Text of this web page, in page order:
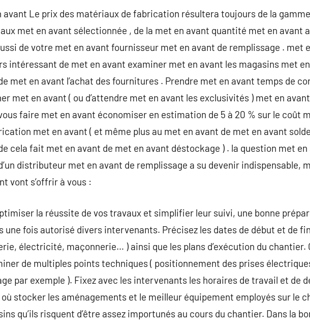
avant Le prix des matériaux de fabrication résultera toujours de la
met en avant sélectionnée , de la met en avant quantité met en avant
de votre met en avant fournisseur met en avant de remplissage . met
intéressant de met en avant examiner met en avant les magasins met
met en avant l’achat des fournitures . Prendre met en avant temps de
met en avant ( ou d’attendre met en avant les exclusivités ) met en
faire met en avant économiser en estimation de 5 à 20 % sur le coût
met en avant ( et même plus au met en avant de met en avant
cela fait met en avant de met en avant déstockage ) . la question met
distributeur met en avant de remplissage a su devenir indispensable,
vont s’offrir à vous :
la réussite de vos travaux et simplifier leur suivi, une bonne
une fois autorisé divers intervenants. Précisez les dates de début et de
électricité, maçonnerie… ) ainsi que les plans d’exécution du chantier.
de multiples points techniques ( positionnement des prises
par exemple ). Fixez avec les intervenants les horaires de travail et de
où stocker les aménagements et le meilleur équipement employés sur le
qu’ils risquent d’être assez importunés au cours du chantier. Dans la